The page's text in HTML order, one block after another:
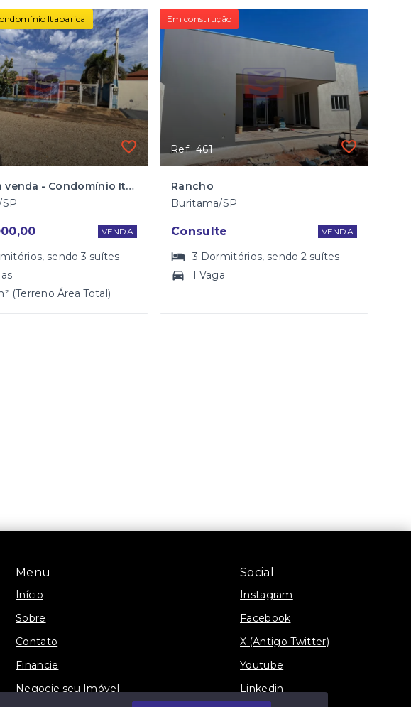
Itaparica
Rancho a venda - Condomínio Itaparica
VENDA
, sendo3 suítes
(Terreno Área Total)
Em construção
Ref.: 461
Rancho
Buritama/SP
Consulte VENDA
3 Dormitórios, sendo2 suítes
1 Vaga
Menu
Início
Sobre
Contato
Financie
Negocie seu Imóvel
Social
Instagram
Facebook
X (Antigo Twitter)
Youtube
Linkedin